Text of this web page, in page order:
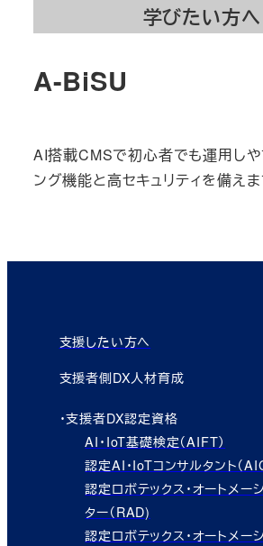
学びたい方へ
A-BiSU
AI搭載CMSで初心者でも運用しや
ング機能と高セキュリティを備えま
支援したい方へ
支援者側DX人材育成
・支援者DX認定資格
AI・IoT基礎検定（AIFT）
認定AI・IoTコンサルタント（
認定ロボテックス・オートメー
ター（RAD)
認定ロボテックス・オートメー